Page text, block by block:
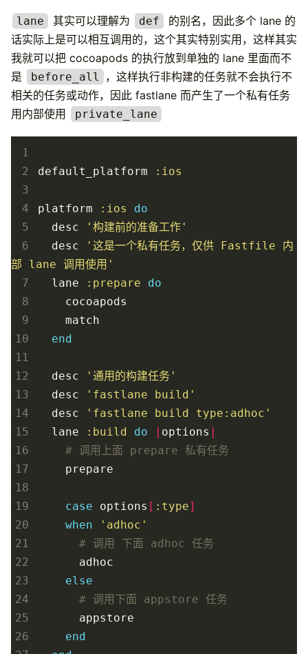
lane 其实可以理解为 def
的别名，因此多个 lane 的
话实际上是可以相互调用的，这个其实特别实用，这样其实
我就可以把 cocoapods 的执行放到单独的 lane 里面而不
是
before_all
，这样执行非构建的任务就不会执行不
相关的任务或动作，因此 fastlane 而产生了一个私有任务
用内部使用
private_lane
1
2
default_platform
:ios
3
4
platform :ios
do
5
desc
'构建前的准备工作'
6
desc
'这是一个私有任务，仅供 Fastfile 内
部 lane 调用使用'
7
lane :prepare
do
8
cocoapods
9
match
10
end
11
12
desc
'通用的构建任务'
13
desc
'fastlane build'
14
desc
'fastlane build type:adhoc'
15
lane :build do | options |
16
# 调用上面 prepare 私有任务
17
prepare
18
19
case options [ :type]
20
when
'adhoc'
21
# 调用 下面 adhoc 任务
22
adhoc
23
else
24
# 调用下面 appstore 任务
25
appstore
26
end